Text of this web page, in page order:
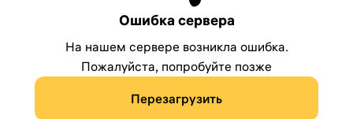
Ошибка сервера
На нашем сервере возникла ошибка.
Пожалуйста, попробуйте позже
Перезагрузить